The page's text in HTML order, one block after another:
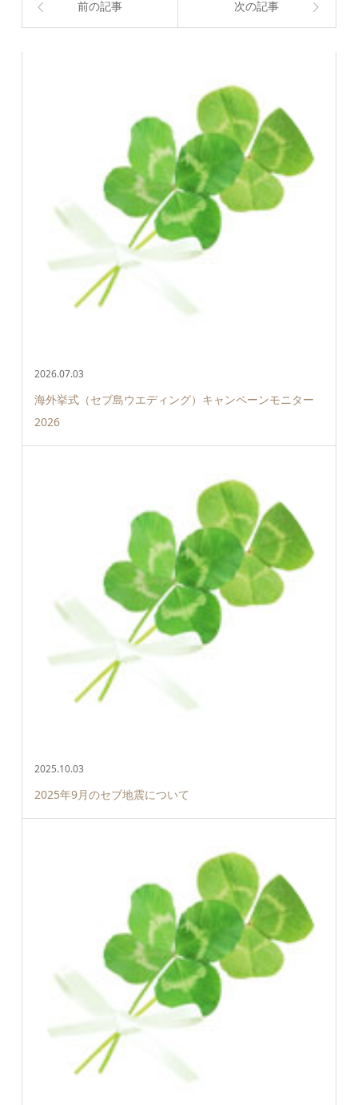
前の記事 次の記事
2026.07.03
海外挙式（セブ島ウエディング）キャンペーンモニター
2026
2025.10.03
2025年9月のセブ地震について